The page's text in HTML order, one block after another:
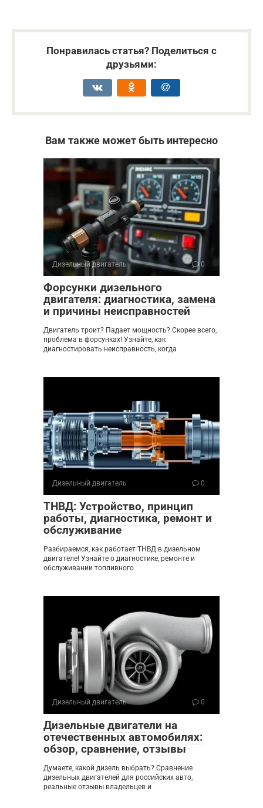
Понравилась статья? Поделиться с
друзьями:
Вам также может быть интересно
Дизельный двигатель 0
Форсунки дизельного
двигателя: диагностика, замена
и причины неисправностей
Двигатель троит? Падает мощность? Скорее всего,
проблема в форсунках! Узнайте, как
диагностировать неисправность, когда
Дизельный двигатель 0
ТНВД: Устройство, принцип
работы, диагностика, ремонт и
обслуживание
Разбираемся, как работает ТНВД в дизельном
двигателе! Узнайте о диагностике, ремонте и
обслуживании топливного
Дизельный двигатель 0
Дизельные двигатели на
отечественных автомобилях:
обзор, сравнение, отзывы
Думаете, какой дизель выбрать? Сравнение
дизельных двигателей для российских авто,
реальные отзывы владельцев и